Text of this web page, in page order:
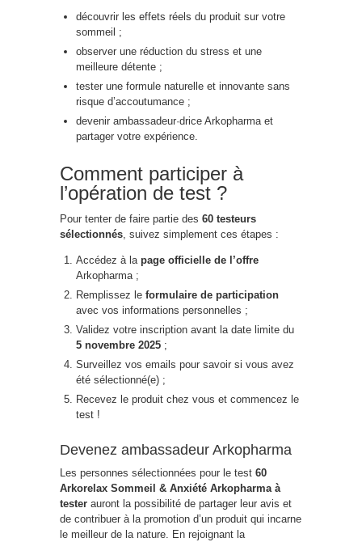
découvrir les effets réels du produit sur votre
sommeil ;
observer une réduction du stress et une
meilleure détente ;
tester une formule naturelle et innovante sans
risque d’accoutumance ;
devenir ambassadeur·drice Arkopharma et
partager votre expérience.
Comment participer à
l’opération de test ?
Pour tenter de faire partie des 60 testeurs
sélectionnés , suivez simplement ces étapes :
Accédez à la page officielle de l’offre
Arkopharma ;
Remplissez le formulaire de participation
avec vos informations personnelles ;
Validez votre inscription avant la date limite du
5 novembre 2025 ;
Surveillez vos emails pour savoir si vous avez
été sélectionné(e) ;
Recevez le produit chez vous et commencez le
test !
Devenez ambassadeur Arkopharma
Les personnes sélectionnées pour le test 60
Arkorelax Sommeil & Anxiété Arkopharma à
tester auront la possibilité de partager leur avis et
de contribuer à la promotion d’un produit qui incarne
le meilleur de la nature. En rejoignant la